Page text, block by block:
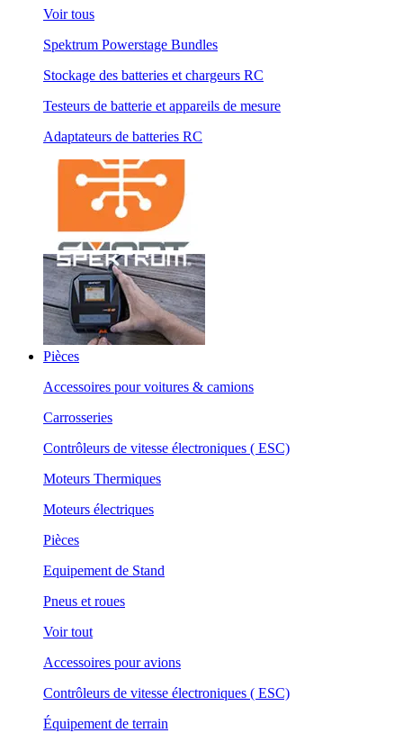
Voir tous
Spektrum Powerstage Bundles
Stockage des batteries et chargeurs RC
Testeurs de batterie et appareils de mesure
Adaptateurs de batteries RC
Pièces
Accessoires pour voitures & camions
Carrosseries
Contrôleurs de vitesse électroniques ( ESC)
Moteurs Thermiques
Moteurs électriques
Pièces
Equipement de Stand
Pneus et roues
Voir tout
Accessoires pour avions
Contrôleurs de vitesse électroniques ( ESC)
Équipement de terrain